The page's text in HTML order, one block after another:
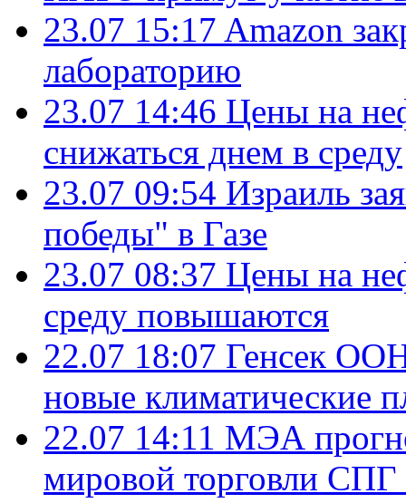
23.07 15:17 Amazon
лабораторию
23.07 14:46 Цены на
снижаться днем в среду
23.07 09:54 Израиль
победы" в Газе
23.07 08:37 Цены на
среду повышаются
22.07 18:07 Генсек ООН
новые климатические
22.07 14:11 МЭА
мировой торговли СПГ